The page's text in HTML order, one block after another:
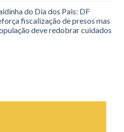
do Dia dos Pais: DF
fiscalização de presos mas
deve redobrar cuidados